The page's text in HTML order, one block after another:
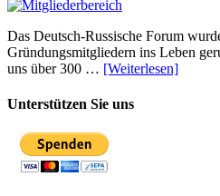
Das Deutsch-Russische Forum
Gründungsmitgliedern ins Leben
uns über 300 … [Weiterlesen]
Unterstützen Sie uns